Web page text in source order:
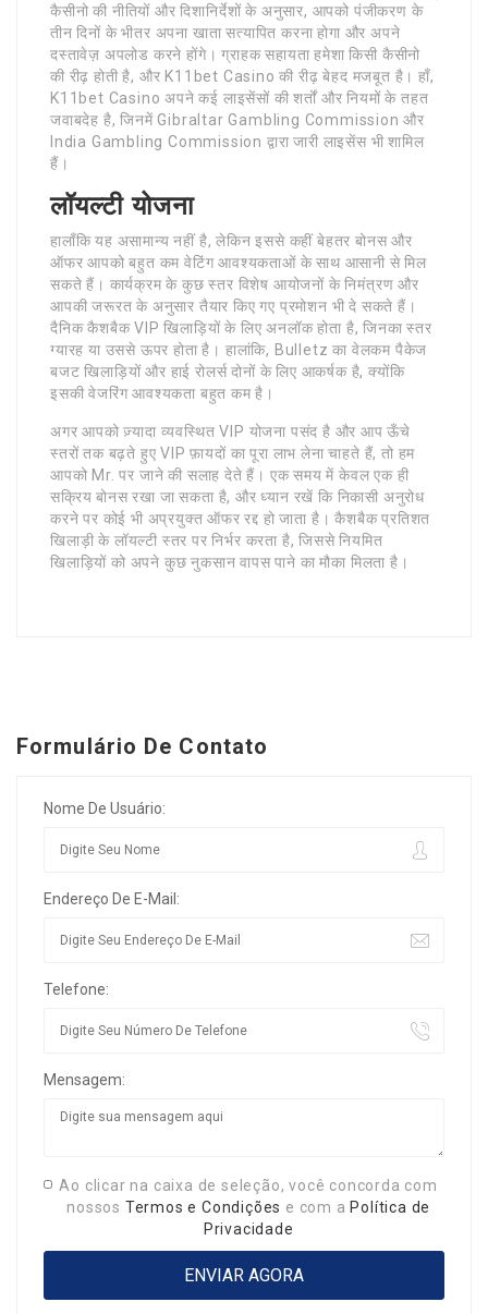
कैसीनो की नीतियों और दिशानिर्देशों के अनुसार, आपको पंजीकरण के
तीन दिनों के भीतर अपना खाता सत्यापित करना होगा और अपने
दस्तावेज़ अपलोड करने होंगे। ग्राहक सहायता हमेशा किसी कैसीनो
की रीढ़ होती है, और K11bet Casino की रीढ़ बेहद मजबूत है। हाँ,
K11bet Casino अपने कई लाइसेंसों की शर्तों और नियमों के तहत
जवाबदेह है, जिनमें Gibraltar Gambling Commission और
India Gambling Commission द्वारा जारी लाइसेंस भी शामिल
हैं।
लॉयल्टी योजना
हालाँकि यह असामान्य नहीं है, लेकिन इससे कहीं बेहतर बोनस और
ऑफर आपको बहुत कम वेटिंग आवश्यकताओं के साथ आसानी से मिल
सकते हैं। कार्यक्रम के कुछ स्तर विशेष आयोजनों के निमंत्रण और
आपकी जरूरत के अनुसार तैयार किए गए प्रमोशन भी दे सकते हैं।
दैनिक कैशबैक VIP खिलाड़ियों के लिए अनलॉक होता है, जिनका स्तर
ग्यारह या उससे ऊपर होता है। हालांकि, Bulletz का वेलकम पैकेज
बजट खिलाड़ियों और हाई रोलर्स दोनों के लिए आकर्षक है, क्योंकि
इसकी वेजरिंग आवश्यकता बहुत कम है।
अगर आपको ज़्यादा व्यवस्थित VIP योजना पसंद है और आप ऊँचे
स्तरों तक बढ़ते हुए VIP फ़ायदों का पूरा लाभ लेना चाहते हैं, तो हम
आपको Mr. पर जाने की सलाह देते हैं। एक समय में केवल एक ही
सक्रिय बोनस रखा जा सकता है, और ध्यान रखें कि निकासी अनुरोध
करने पर कोई भी अप्रयुक्त ऑफर रद्द हो जाता है। कैशबैक प्रतिशत
खिलाड़ी के लॉयल्टी स्तर पर निर्भर करता है, जिससे नियमित
खिलाड़ियों को अपने कुछ नुकसान वापस पाने का मौका मिलता है।
Formulário De Contato
Nome De Usuário:
Endereço De E-Mail:
Telefone:
Mensagem:
Ao clicar na caixa de seleção, você concorda com
nossos Termos e Condições e com a Política de
Privacidade